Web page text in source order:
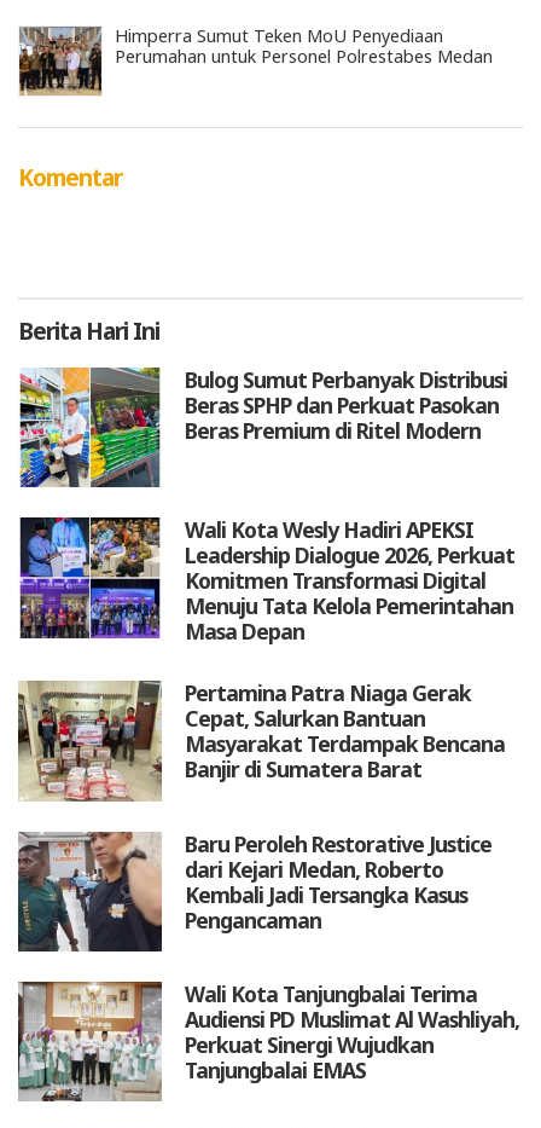
Himperra Sumut Teken MoU Penyediaan
Perumahan untuk Personel Polrestabes Medan
Komentar
Berita Hari Ini
Bulog Sumut Perbanyak Distribusi
Beras SPHP dan Perkuat Pasokan
Beras Premium di Ritel Modern
Wali Kota Wesly Hadiri APEKSI
Leadership Dialogue 2026, Perkuat
Komitmen Transformasi Digital
Menuju Tata Kelola Pemerintahan
Masa Depan
Pertamina Patra Niaga Gerak
Cepat, Salurkan Bantuan
Masyarakat Terdampak Bencana
Banjir di Sumatera Barat
Baru Peroleh Restorative Justice
dari Kejari Medan, Roberto
Kembali Jadi Tersangka Kasus
Pengancaman
Wali Kota Tanjungbalai Terima
Audiensi PD Muslimat Al Washliyah,
Perkuat Sinergi Wujudkan
Tanjungbalai EMAS